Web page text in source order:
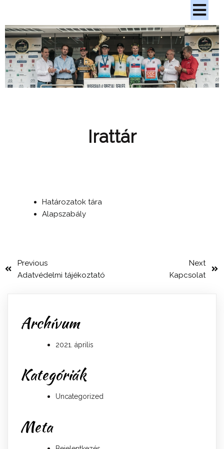
Irattár
Határozatok tára
Alapszabály
Previous
Adatvédelmi tájékoztató
Next
Kapcsolat
Archívum
2021. április
Kategóriák
Uncategorized
Meta